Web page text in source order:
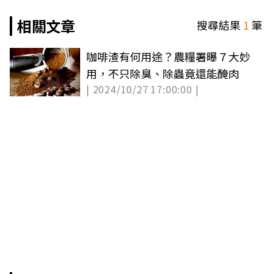
相關文章
搜尋結果 1筆
咖啡渣有何用途？農糧署曝７大妙
用，不只除臭、除蟲竟還能醃肉
| 2024/10/27 17:00:00 |